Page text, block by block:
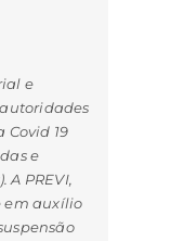
e
Covid 19
e
PREVI,
em auxílio